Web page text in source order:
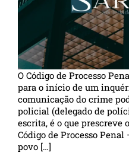
O Código de Processo
para o início de um
comunicação do crime
policial (delegado de
escrita, é o que prescreve
Código de Processo Penal
povo […]